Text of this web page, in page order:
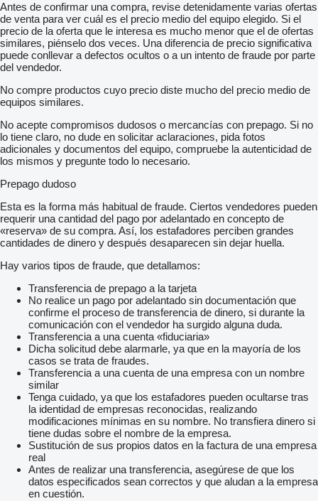
Antes de confirmar una compra, revise detenidamente varias ofertas
de venta para ver cuál es el precio medio del equipo elegido. Si el
precio de la oferta que le interesa es mucho menor que el de ofertas
similares, piénselo dos veces. Una diferencia de precio significativa
puede conllevar a defectos ocultos o a un intento de fraude por parte
del vendedor.
No compre productos cuyo precio diste mucho del precio medio de
equipos similares.
No acepte compromisos dudosos o mercancías con prepago. Si no
lo tiene claro, no dude en solicitar aclaraciones, pida fotos
adicionales y documentos del equipo, compruebe la autenticidad de
los mismos y pregunte todo lo necesario.
Prepago dudoso
Esta es la forma más habitual de fraude. Ciertos vendedores pueden
requerir una cantidad del pago por adelantado en concepto de
«reserva» de su compra. Así, los estafadores perciben grandes
cantidades de dinero y después desaparecen sin dejar huella.
Hay varios tipos de fraude, que detallamos:
Transferencia de prepago a la tarjeta
No realice un pago por adelantado sin documentación que
confirme el proceso de transferencia de dinero, si durante la
comunicación con el vendedor ha surgido alguna duda.
Transferencia a una cuenta «fiduciaria»
Dicha solicitud debe alarmarle, ya que en la mayoría de los
casos se trata de fraudes.
Transferencia a una cuenta de una empresa con un nombre
similar
Tenga cuidado, ya que los estafadores pueden ocultarse tras
la identidad de empresas reconocidas, realizando
modificaciones mínimas en su nombre. No transfiera dinero si
tiene dudas sobre el nombre de la empresa.
Sustitución de sus propios datos en la factura de una empresa
real
Antes de realizar una transferencia, asegúrese de que los
datos especificados sean correctos y que aludan a la empresa
en cuestión.